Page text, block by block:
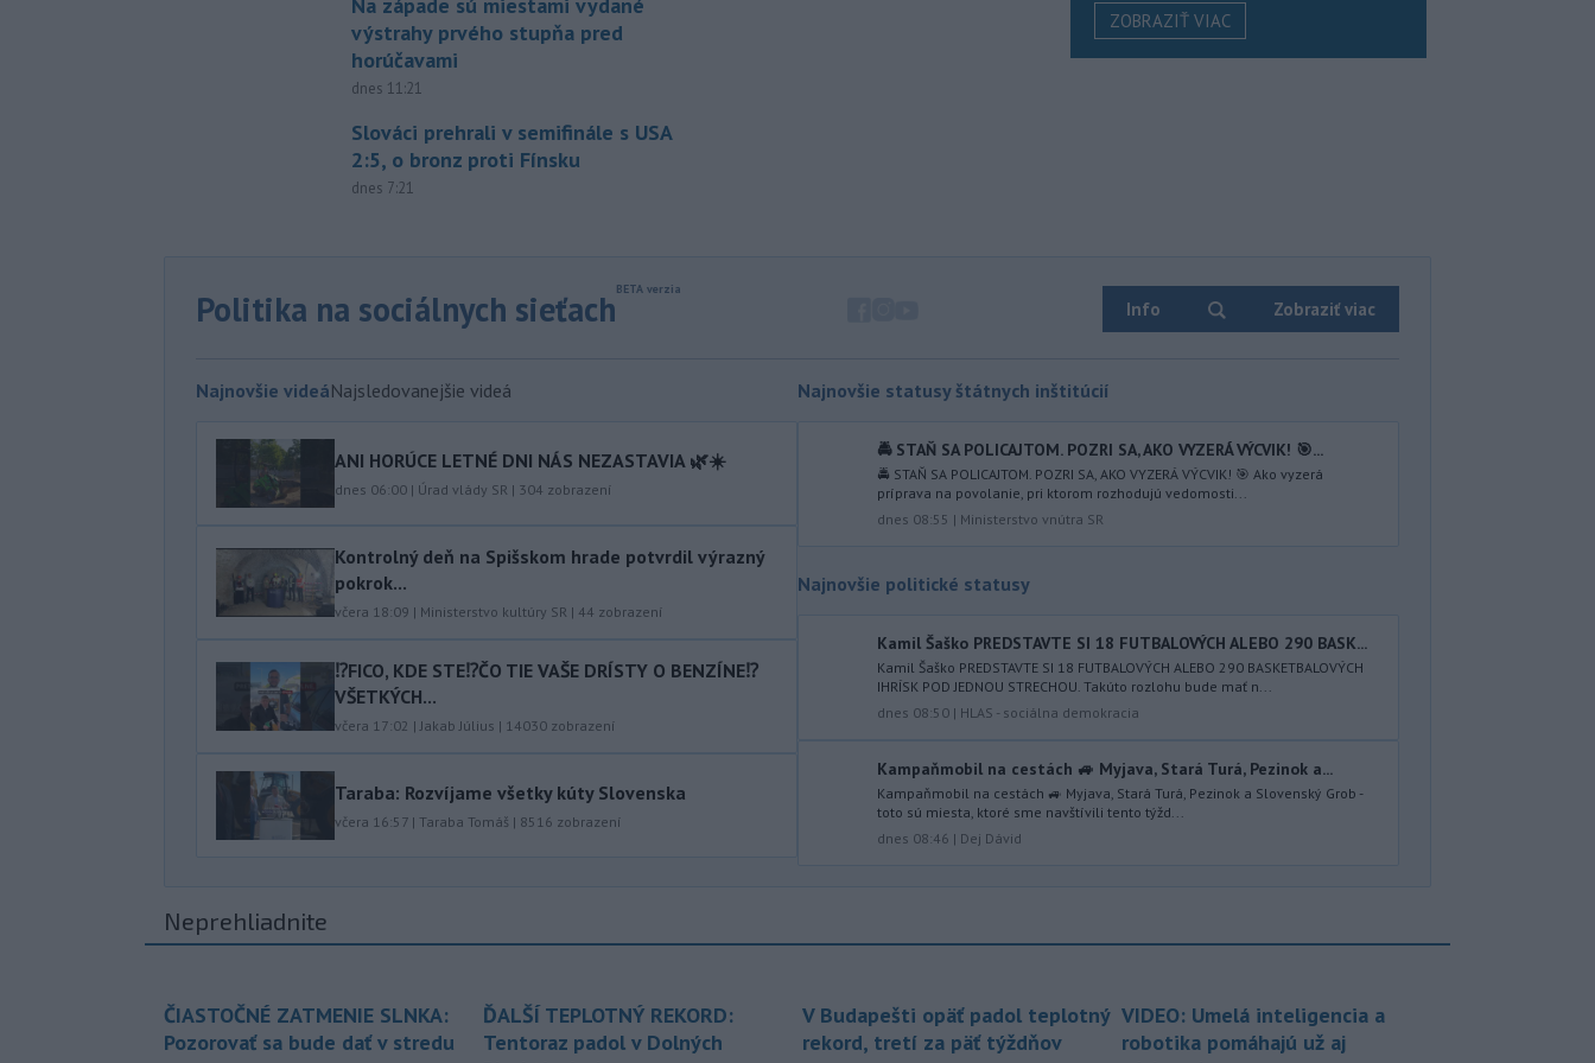
výstrahy prvého stupňa pred
horúčavami
dnes 11:21
Slováci prehrali v semifinále s USA
2:5, o bronz proti Fínsku
dnes 7:21
Ománom o situácii v Hormuzskom
očakávajú, že dohoda bude uzavretá
čoskoro, uviedol v piatok pre agentúru
Reuters nemenovaný americký
predstaviteľ, píše TASR.
07:01
sobotu zatvorili školy a mnohé
Dolphin, ktorý sa blíži k pevnine. TASR
o tom informuje na základe správy
v Montreale už v 3.
Pri požiari lesného porastu v
20:01 - Vláda Konžskej
zásielkach oxidu kobaltnatého
vyvážaných do Číny nachádza urán.
ZOBRAZIŤ VIAC
Politika na sociálnych sieťach Info Zobraziť viac
Najnovšie videáNajsledovanejšie videá
ANI HORÚCE LETNÉ DNI NÁS NEZASTAVIA 🌿☀️
dnes 06:00 | Úrad vlády SR | 304 zobrazení
Kontrolný deň na Spišskom hrade potvrdil výrazný
pokrok...
včera 18:09 | Ministerstvo kultúry SR | 44 zobrazení
⁉️FICO, KDE STE⁉️ČO TIE VAŠE DRÍSTY O BENZÍNE⁉️
VŠETKÝCH...
včera 17:02 | Jakab Július | 14030 zobrazení
Taraba: Rozvíjame všetky kúty Slovenska
včera 16:57 | Taraba Tomáš | 8516 zobrazení
Najnovšie statusy štátnych inštitúcií
🚔 STAŇ SA POLICAJTOM. POZRI SA, AKO VYZERÁ VÝCVIK! 🎯...
🚔 STAŇ SA POLICAJTOM. POZRI SA, AKO VYZERÁ VÝCVIK! 🎯 Ako vyzerá
príprava na povolanie, pri ktorom rozhodujú vedomosti...
dnes 08:55 | Ministerstvo vnútra SR
Najnovšie politické statusy
Kamil Šaško PREDSTAVTE SI 18 FUTBALOVÝCH ALEBO 290 BASK...
Kamil Šaško PREDSTAVTE SI 18 FUTBALOVÝCH ALEBO 290 BASKETBALOVÝCH
IHRÍSK POD JEDNOU STRECHOU. Takúto rozlohu bude mať n...
dnes 08:50 | HLAS - sociálna demokracia
Kampaňmobil na cestách 🚙 Myjava, Stará Turá, Pezinok a...
Kampaňmobil na cestách 🚙 Myjava, Stará Turá, Pezinok a Slovenský Grob -
toto sú miesta, ktoré sme navštívili tento týžd...
dnes 08:46 | Dej Dávid
Neprehliadnite
ČIASTOČNÉ ZATMENIE SLNKA:
Pozorovať sa bude dať v stredu
ĎALŠÍ TEPLOTNÝ REKORD:
Tentoraz padol v Dolných
V Budapešti opäť padol teplotný
rekord, tretí za päť týždňov
VIDEO: Umelá inteligencia a
robotika pomáhajú už aj